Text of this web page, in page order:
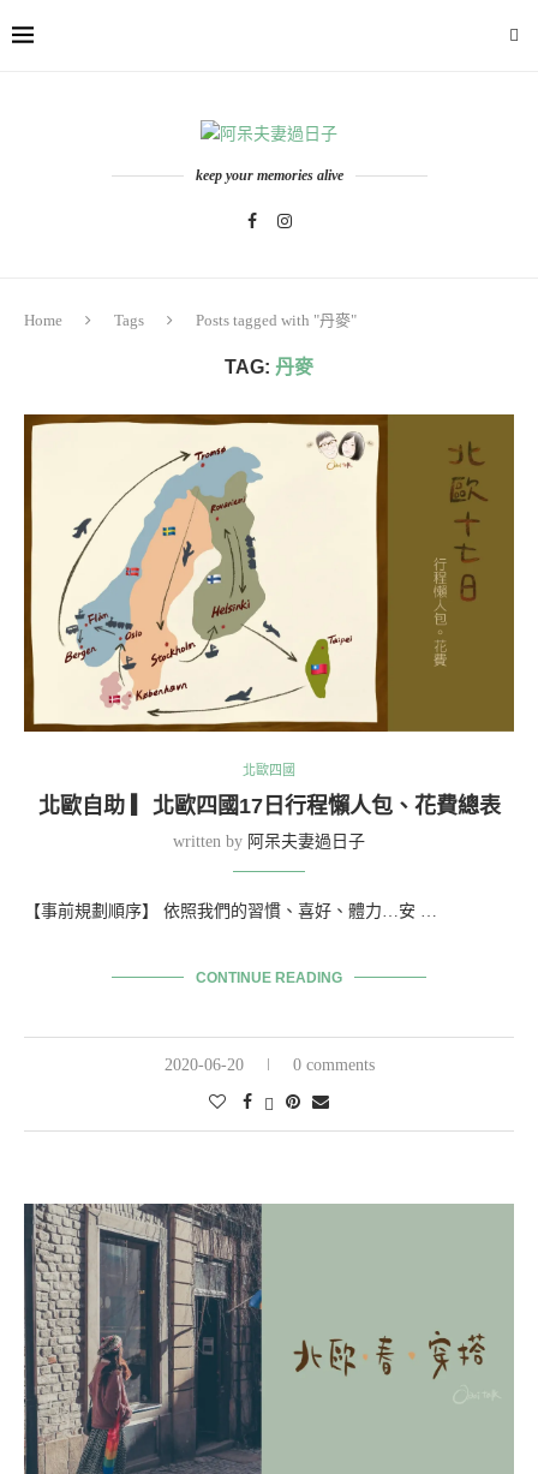
keep your memories alive
Home Tags Posts tagged with "丹麥"
TAG: 丹麥
北歐四國
北歐自助 ▎北歐四國17日行程懶人包、花費總表
written by 阿呆夫妻過日子
【事前規劃順序】 依照我們的習慣、喜好、體力…安 …
CONTINUE READING
2020-06-20 0 comments